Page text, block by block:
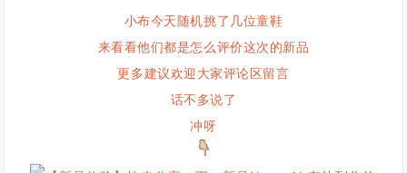
小布今天随机挑了几位童鞋
来看看他们都是怎么评价这次的新品
更多建议欢迎大家评论区留言
话不多说了
冲呀